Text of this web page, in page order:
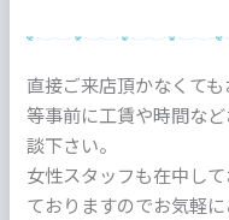
直接ご来店頂かなくて
等事前に工賃や時間な
談下さい。
女性スタッフも在中し
ておりますのでお気軽に